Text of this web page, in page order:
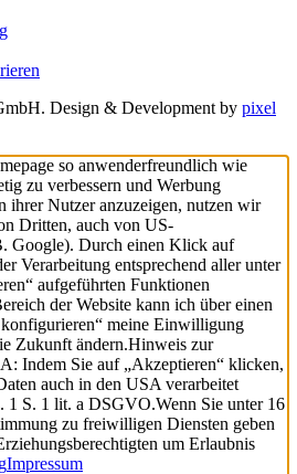
Design & Development by pixel
so anwenderfreundlich wie
zu verbessern und Werbung
ihrer Nutzer anzuzeigen, nutzen wir
Dritten, auch von US-
Google). Durch einen Klick auf
Verarbeitung entsprechend aller unter
aufgeführten Funktionen
der Website kann ich über einen
meine Einwilligung
Zukunft ändern.Hinweis zur
Indem Sie auf „Akzeptieren“ klicken,
auch in den USA verarbeitet
1 S. 1 lit. a DSGVO.Wenn Sie unter 16
zu freiwilligen Diensten geben
um Erlaubnis
Impressum